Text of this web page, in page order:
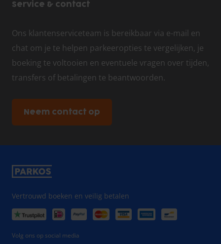
Service & contact
Ons klantenserviceteam is bereikbaar via e-mail en
chat om je te helpen parkeeropties te vergelijken, je
boeking te voltooien en eventuele vragen over tijden,
transfers of betalingen te beantwoorden.
Neem contact op
Vertrouwd boeken en veilig betalen
Volg ons op social media